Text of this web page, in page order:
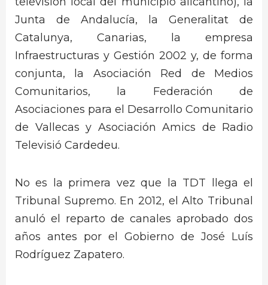
Junta de Andalucía, la Generalitat de
Catalunya, Canarias, la empresa
Infraestructuras y Gestión 2002 y, de forma
conjunta, la Asociación Red de Medios
Comunitarios, la Federación de
Asociaciones para el Desarrollo Comunitario
de Vallecas y Asociación Amics de Radio
Televisió Cardedeu.
No es la primera vez que la TDT llega el
Tribunal Supremo. En 2012, el Alto Tribunal
anuló el reparto de canales aprobado dos
años antes por el Gobierno de José Luís
Rodríguez Zapatero.